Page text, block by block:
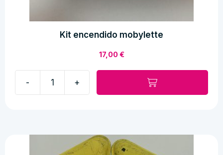
Kit encendido mobylette
17,00€
- +